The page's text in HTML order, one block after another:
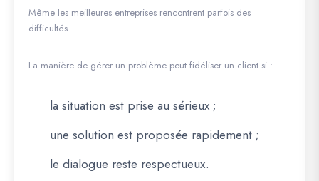
Même les meilleures entreprises rencontrent parfois des
difficultés.
La manière de gérer un problème peut fidéliser un client si :
la situation est prise au sérieux ;
une solution est proposée rapidement ;
le dialogue reste respectueux.